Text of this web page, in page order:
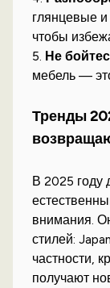
глянцевые
чтобы
5. Не
мебель —
Тренды
В 2025 году
внимания.
стилей:
частности,
получают